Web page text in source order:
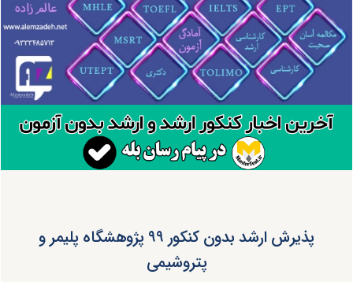
پذیرش ارشد بدون کنکور ۹۹ پژوهشگاه پلیمر و
پتروشیمی